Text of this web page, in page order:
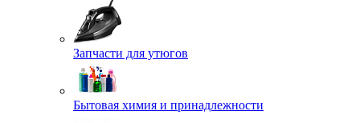
Запчасти для утюгов
Бытовая химия и принадлежности